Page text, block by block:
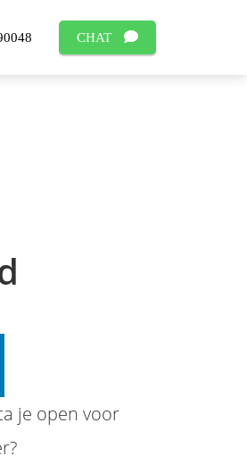
CHAT
je open voor